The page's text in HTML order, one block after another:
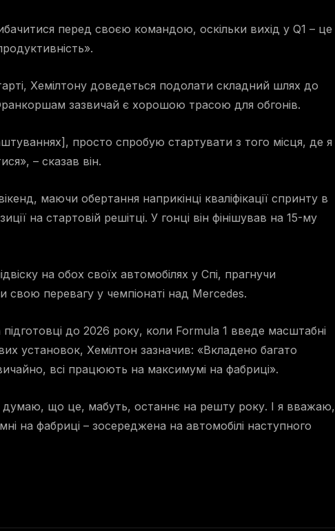
перед своєю командою, оскільки вихід у Q1 – це
Хемілтону доведеться подолати складний шлях до
зазвичай є хорошою трасою для обгонів.
просто спробую стартувати з того місця, де я
– сказав він.
маючи обертання наприкінці кваліфікації спринту в
на стартовій решітці. У гонці він фінішував на 15-му
на обох своїх автомобілях у Спі, прагнучи
свою перевагу у чемпіонаті над Mercedes.
до 2026 року, коли Formula 1 введе масштабні
установок, Хемілтон зазначив: «Вкладено багато
всі працюють на максимумі на фабриці».
думаю, що це, мабуть, останнє на решту року. І я вважаю,
на фабриці – зосереджена на автомобілі наступного